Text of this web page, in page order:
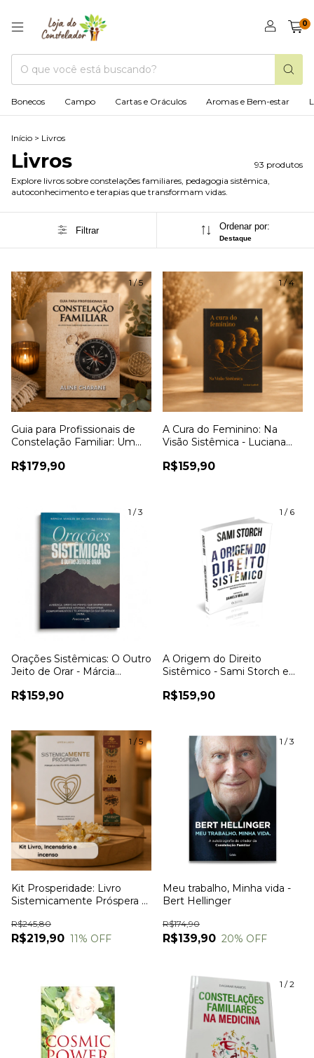
0
Bonecos Campo Cartas e Oráculos Aromas e Bem-estar
Início > Livros
Livros
93 produtos
Explore livros sobre constelações familiares, pedagogia sistêmica,
autoconhecimento e terapias que transformam vidas.
Filtrar Ordenar por:
Destaque
1/5
Guia para Profissionais de
Constelação Familiar: Um
Começando a Atuar em
R$179,90
1/4
A Cura do Feminino: Na
Visão Sistêmica - Luciana
R$159,90
1 /3
Orações Sistêmicas: O Outro
Jeito de Orar - Márcia
R$159,90
1 / 6
A Origem do Direito
Sistêmico - Sami Storch e
R$159,90
1 /5
Kit Prosperidade: Livro
Sistemicamente Próspera +
Cravo e Canela
R$219,90
R$245,80
11% OFF
1 /3
Meu trabalho, Minha vida -
Bert Hellinger
R$139,90
R$174,90
20% OFF
1 /2